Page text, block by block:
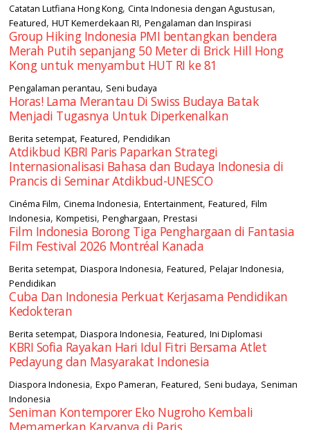
Catatan Lutfiana Hong Kong,Cinta Indonesia dengan Agustusan,
Featured,HUT Kemerdekaan RI,Pengalaman dan Inspirasi
Group Hiking Indonesia PMI bentangkan bendera
Merah Putih sepanjang 50 Meter di Brick Hill Hong
Kong untuk menyambut HUT RI ke 81
Pengalaman perantau, Seni budaya
Horas! Lama Merantau Di Swiss Budaya Batak
Menjadi Tugasnya Untuk Diperkenalkan
Berita setempat,Featured,Pendidikan
Atdikbud KBRI Paris Paparkan Strategi
Internasionalisasi Bahasa dan Budaya Indonesia di
Prancis di Seminar Atdikbud-UNESCO
Cinéma Film,Cinema Indonesia,Entertainment,Featured,Film
Indonesia,Kompetisi,Penghargaan,Prestasi
Film Indonesia Borong Tiga Penghargaan di Fantasia
Film Festival 2026 Montréal Kanada
Berita setempat,Diaspora Indonesia,Featured,Pelajar Indonesia,
Pendidikan
Cuba Dan Indonesia Perkuat Kerjasama Pendidikan
Kedokteran
Berita setempat,Diaspora Indonesia,Featured,Ini Diplomasi
KBRI Sofia Rayakan Hari Idul Fitri Bersama Atlet
Pedayung dan Masyarakat Indonesia
Diaspora Indonesia,Expo Pameran,Featured, Seni budaya, Seniman
Indonesia
Seniman Kontemporer Eko Nugroho Kembali
Memamerkan Karyanya di Paris